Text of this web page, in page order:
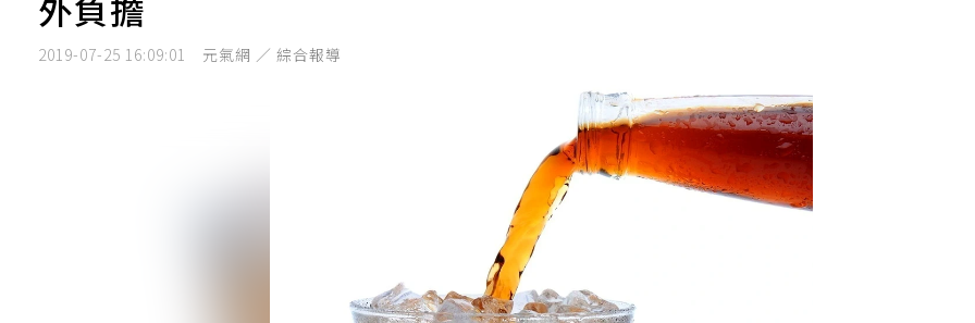
外負擔
2019-07-25 16:09:01 元氣網 ／ 綜合報導